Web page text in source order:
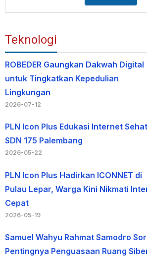
Teknologi
ROBEDER Gaungkan Dakwah Digital
untuk Tingkatkan Kepedulian
Lingkungan
2026-07-12
PLN Icon Plus Edukasi Internet
SDN 175 Palembang
2026-05-22
PLN Icon Plus Hadirkan ICONNET di
Pulau Lepar, Warga Kini Nikmati
Cepat
2026-05-19
Samuel Wahyu Rahmat Samodro
Pentingnya Penguasaan Ruang